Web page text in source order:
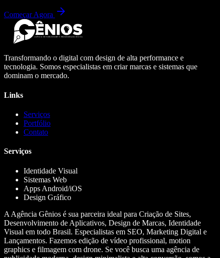
Começar Agora
Transformando o digital com design de alta performance e
tecnologia. Somos especialistas em criar marcas e sistemas que
dominam o mercado.
Links
Serviços
Portfólio
Contato
Serviços
Identidade Visual
Sistemas Web
Apps Android/iOS
Design Gráfico
A Agência Gênios é sua parceira ideal para Criação de Sites,
Desenvolvimento de Aplicativos, Design de Marcas, Identidade
Visual em todo Brasil. Especialistas em SEO, Marketing Digital e
Lançamentos. Fazemos edição de vídeo profissional, motion
graphics e filmagem com drone. Se você busca uma agência de